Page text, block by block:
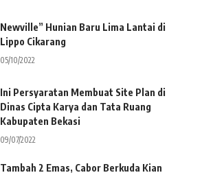
Newville” Hunian Baru Lima Lantai di
Lippo Cikarang
05/10/2022
Ini Persyaratan Membuat Site Plan di
Dinas Cipta Karya dan Tata Ruang
Kabupaten Bekasi
09/07/2022
Tambah 2 Emas, Cabor Berkuda Kian